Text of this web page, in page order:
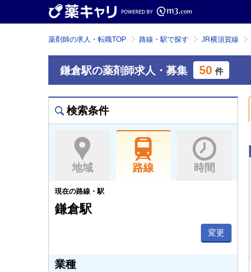
薬剤師の求人・転職TOP 路線・駅で探す JR横須賀線
鎌倉駅の薬剤師求人・募集 50 件
検索条件
地域 路線 時間
現在の路線・駅
鎌倉駅
変更
業種